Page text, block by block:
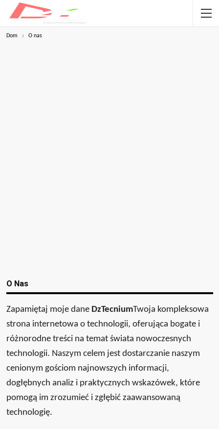
Dom O nas
O Nas
Zapamiętaj moje dane DzTecniumTwoja kompleksowa
strona internetowa o technologii, oferująca bogate i
różnorodne treści na temat świata nowoczesnych
technologii. Naszym celem jest dostarczanie naszym
cenionym gościom najnowszych informacji,
dogłębnych analiz i praktycznych wskazówek, które
pomogą im zrozumieć i zgłębić zaawansowaną
technologię.